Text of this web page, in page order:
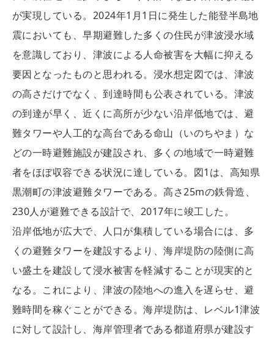
が実現している。2024年1月1日に発生した能登半島地
震においても、早期避難した多くの住民が津波浸水域
を意識しており、津波による人命被害を大幅に抑える
要因となったものと思われる。浸水想定図では、津波
の高さだけでなく、到達時間も公表されている。津波
の到達が早く、近くに高所が少ない沿岸低地では、避
難タワーや人工的な高台である命山（いのちやま）な
どの一時避難施設が建設され、多くの地域で一時避難
者をほぼ収容できる状況に達している。図1は、高知県
黒潮町の津波避難タワーである。高さ25mの鉄骨造、
230人が避難できる設計で、2017年に竣工した。
沿岸低地が広大で、人口が集積している場合には、多
くの避難タワーを建設するより、海岸堤防の陸側に高
い盛土を建設して浸水被害を軽減することが現実的と
なる。これにより、津波の陸地への進入を遅らせ、避
難時間を稼ぐことができる。海岸堤防は、レベル1津波
に対して設計し、海岸管理者である都道府県が建設す